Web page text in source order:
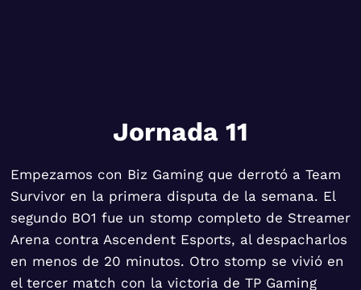
Jornada 11
Empezamos con Biz Gaming que derrotó a Team
Survivor en la primera disputa de la semana. El
segundo BO1 fue un stomp completo de Streamer
Arena contra Ascendent Esports, al despacharlos
en menos de 20 minutos. Otro stomp se vivió en
el tercer match con la victoria de TP Gaming